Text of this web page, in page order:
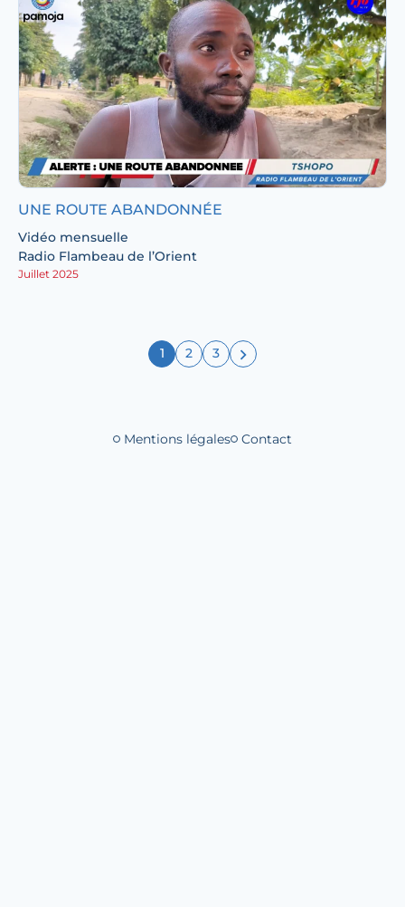
UNE ROUTE ABANDONNÉE
Vidéo mensuelle
Radio Flambeau de l’Orient
Juillet 2025
1 2 3
Liens de bas de
Mentions légales Contact